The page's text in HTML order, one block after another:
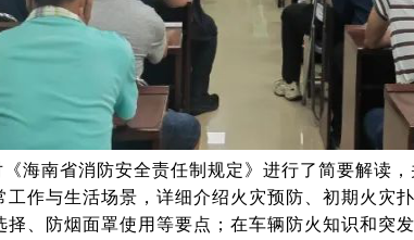
海南省消防安全责任制规定》进行了简要解读
工作与生活场景，详细介绍火灾预防、初期火灾
择、防烟面罩使用等要点；在车辆防火知识和突